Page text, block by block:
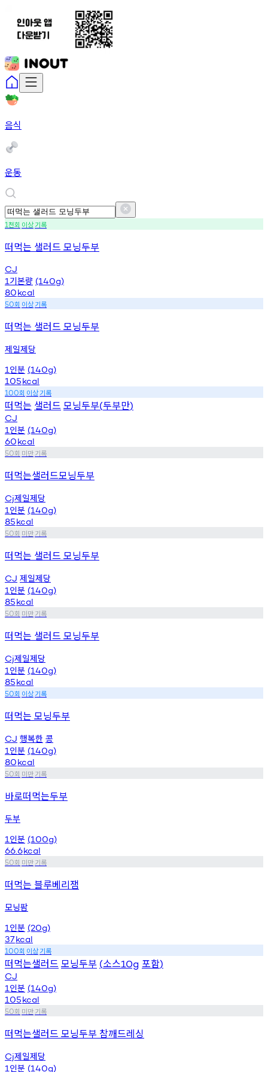
음식
운동
1천회 이상기록
떠먹는 샐러드 모닝두부
CJ
1 기본량 (140g)
80kcal
50회 이상기록
떠먹는 샐러드 모닝두부
제일제당
1 인분 (140g)
105kcal
100회 이상기록
떠먹는 샐러드 모닝두부(두부만)
CJ
1 인분 (140g)
60kcal
50회 미만기록
떠먹는샐러드모닝두부
Cj제일제당
1 인분 (140g)
85kcal
50회 미만기록
떠먹는 샐러드 모닝두부
CJ 제일제당
1 인분 (140g)
85kcal
50회 미만기록
떠먹는 샐러드 모닝두부
Cj제일제당
1 인분 (140g)
85kcal
50회 이상기록
떠먹는 모닝두부
CJ 행복한 콩
1 인분 (140g)
80kcal
50회 미만기록
바로떠먹는두부
두부
1 인분 (100g)
66.6kcal
50회 미만기록
떠먹는 블루베리잼
모닝팜
1 인분 (20g)
37kcal
100회 이상기록
떠먹는샐러드 모닝두부 (소스10g 포함)
CJ
1 인분 (140g)
105kcal
50회 미만기록
떠먹는샐러드 모닝두부 참깨드레싱
Cj제일제당
1 인분 (140g)